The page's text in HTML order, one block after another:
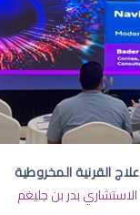
علاج القرنية المخروطية
الاستشاري بدر بن جليغم